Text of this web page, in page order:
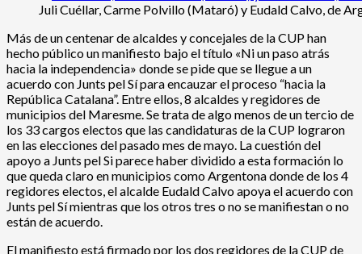
Juli Cuéllar, Carme Polvillo (Mataró) y Eudald Calvo, de
Más de un centenar de alcaldes y concejales de la CUP han
hecho público un manifiesto bajo el título «Ni un paso atrás
hacia la independencia» donde se pide que se llegue a un
acuerdo con Junts pel Sí para encauzar el proceso “hacia la
República Catalana”. Entre ellos, 8 alcaldes y regidores de
municipios del Maresme. Se trata de algo menos de un tercio de
los 33 cargos electos que las candidaturas de la CUP lograron
en las elecciones del pasado mes de mayo. La cuestión del
apoyo a Junts pel Si parece haber dividido a esta formación lo
que queda claro en municipios como Argentona donde de los 4
regidores electos, el alcalde Eudald Calvo apoya el acuerdo con
Junts pel Sí mientras que los otros tres o no se manifiestan o no
están de acuerdo.
El manifiesto está firmado por los dos regidores de la CUP de